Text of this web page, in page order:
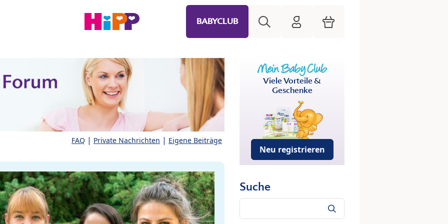
BABYCLUB HiPP Mein Babyclub
Warenkorb
FAQ | Private Nachrichten | Eigene Beiträge
Viele Vorteile &
Geschenke
Neu registrieren
Suche